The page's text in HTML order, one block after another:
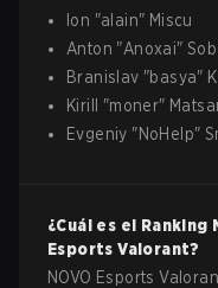
Ion "alain" Miscu
Anton "Anoxai"
Branislav "basya"
Kirill
"moner"
Evgeniy "NoHelp"
¿Cuál es el
Esports Valorant?
NOVO Esports